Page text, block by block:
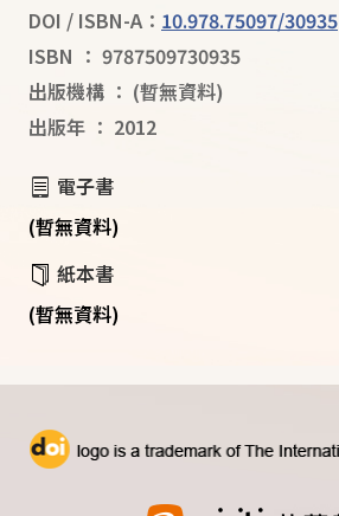
DOI / ISBN-A： 10.978.75097/30935
ISBN ： 9787509730935
出版機構 ： (暫無資料)
出版年 ： 2012
電子書
(暫無資料)
紙本書
(暫無資料)